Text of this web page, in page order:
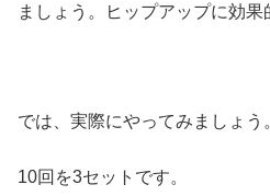
ましょう。ヒップアップに効果
では、実際にやってみましょう
10回を3セットです。